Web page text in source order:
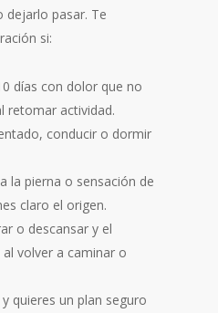
pasar. Te
si:
días con dolor que no
retomar actividad.
conducir o dormir
la pierna o sensación de
claro el origen.
o descansar y el
volver a caminar o
quieres un plan seguro